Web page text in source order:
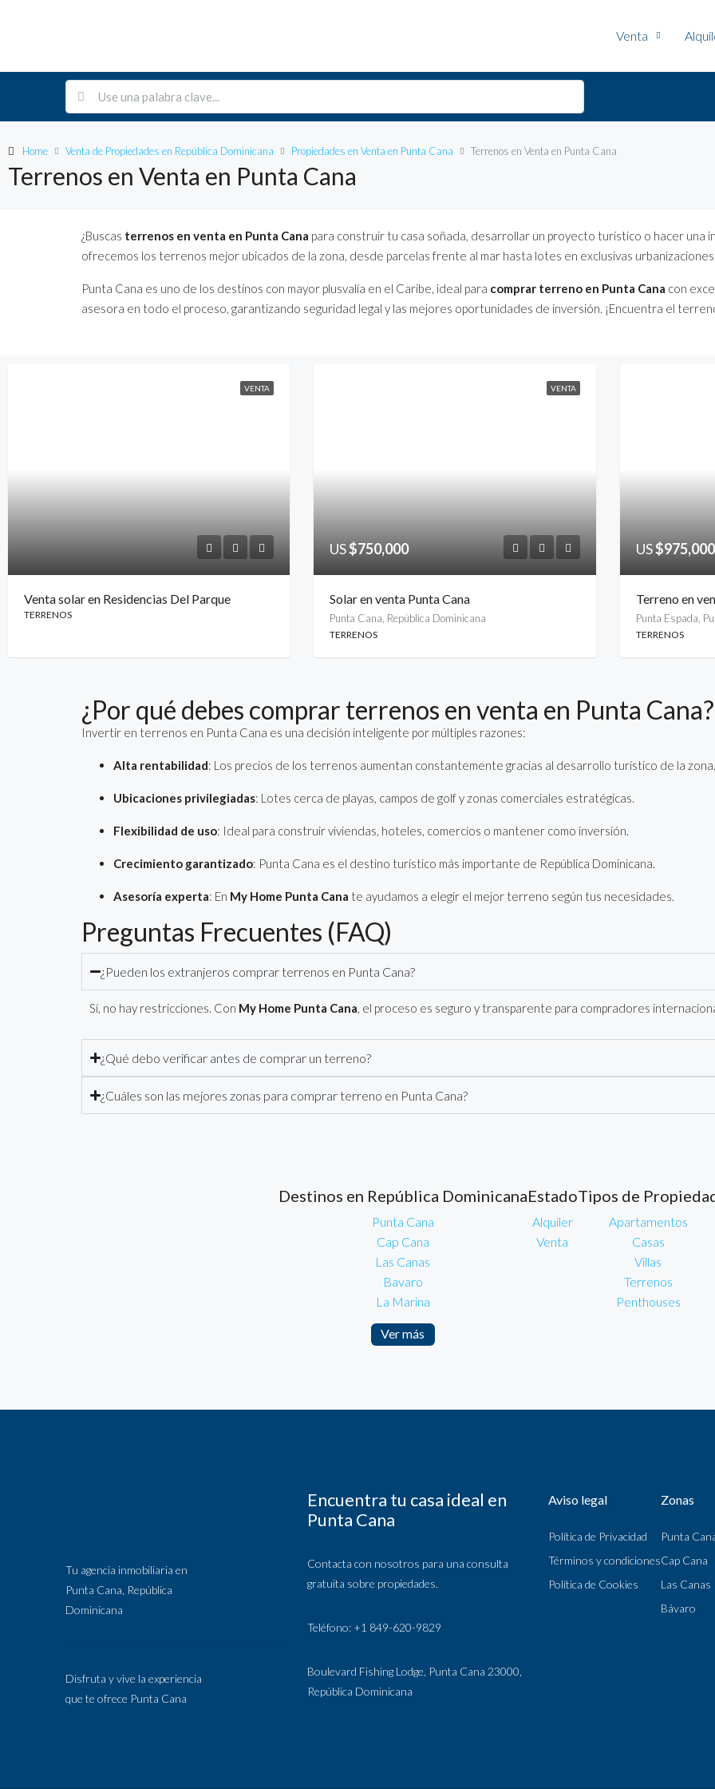
Venta
Home Venta de Propiedades en República Dominicana Propiedades en Venta en Punta Cana Terrenos en Venta en Punta Cana
Terrenos en Venta en Punta Cana
¿Buscas terrenos en venta en Punta Cana para construir tu casa soñada, desarrollar un proyecto turístico o hacer una
ofrecemos los terrenos mejor ubicados de la zona, desde parcelas frente al mar hasta lotes en exclusivas
Punta Cana es uno de los destinos con mayor plusvalía en el Caribe, ideal para comprar terreno en Punta Cana con
asesora en todo el proceso, garantizando seguridad legal y las mejores oportunidades de inversión. ¡Encuentra el
VENTA
Venta solar en Residencias Del Parque
TERRENOS
VENTA
US$750,000
Solar en venta Punta Cana
Punta Cana, República Dominicana
TERRENOS
US$975,000
Terreno en
Punta Espada,
TERRENOS
¿Por qué debes comprar terrenos en venta en Punta Cana?
Invertir en terrenos en Punta Cana es una decisión inteligente por múltiples razones:
Alta rentabilidad: Los precios de los terrenos aumentan constantemente gracias al desarrollo turístico de la zona.
Ubicaciones privilegiadas: Lotes cerca de playas, campos de golf y zonas comerciales estratégicas.
Flexibilidad de uso: Ideal para construir viviendas, hoteles, comercios o mantener como inversión.
Crecimiento garantizado: Punta Cana es el destino turístico más importante de República Dominicana.
Asesoría experta: En My Home Punta Cana te ayudamos a elegir el mejor terreno según tus necesidades.
Preguntas Frecuentes (FAQ)
¿Pueden los extranjeros comprar terrenos en Punta Cana?
Sí, no hay restricciones. Con My Home Punta Cana, el proceso es seguro y transparente para compradores
¿Qué debo verificar antes de comprar un terreno?
¿Cuáles son las mejores zonas para comprar terreno en Punta Cana?
Destinos en República Dominicana
Punta Cana
Cap Cana
Las Canas
Bavaro
La Marina
Ver más
Estado
Alquiler
Venta
Tipos de
Apartamentos
Casas
Villas
Terrenos
Penthouses
Tu agencia inmobiliaria en
Punta Cana, República
Dominicana
Disfruta y vive la experiencia
que te ofrece Punta Cana
Encuentra tu casa ideal en
Punta Cana
Contacta con nosotros para una consulta
gratuita sobre propiedades.
Teléfono: +1 849-620-9829
Boulevard Fishing Lodge, Punta Cana 23000,
República Dominicana
Aviso legal
Política de Privacidad
Términos y condiciones
Política de Cookies
Zonas
Punta
Cap Cana
Las Canas
Bávaro